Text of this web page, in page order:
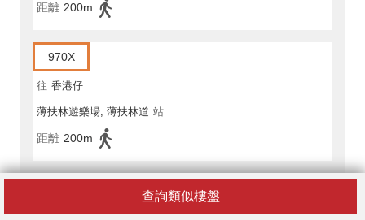
查詢類似樓盤
距離 200m
970X
往 香港仔
薄扶林遊樂場, 薄扶林道 站
距離 200m